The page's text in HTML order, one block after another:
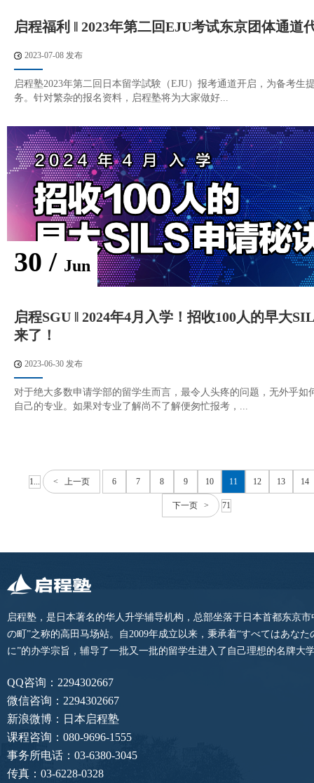
启程福利 ‖ 2023年第二回EJU考试东京团体通道
2023-07-08 发布
启程塾2023年第二回日本留学試験（EJU）报考通道开启，为备考生
务。针对繁杂的报名资料，启程塾将为大家做好...
30 / Jun
启程SGU ‖ 2024年4月入学！招收100人的早大
来了！
2023-06-30 发布
对于绝大多数申请学部的留学生而言，最令人头疼的问题，无外乎如
自己的专业。如果对专业了解尚不了解便匆忙报考，...
1... < 上一页 6 7 8 9 10 11 12 13 14
下一页 > 71
启程塾，是日本著名的华人升学辅导机构，总部坐落于日本首都东京市
の町”之称的高田马场站。自2009年成立以来，秉承着“すべてはあなた
に”的办学宗旨，辅导了一批又一批的留学生进入了自己理想的名牌大
QQ咨询：2294302667
微信咨询：2294302667
新浪微博：日本启程塾
课程咨询：080-9696-1555
事务所电话：03-6380-3045
传真：03-6228-0328